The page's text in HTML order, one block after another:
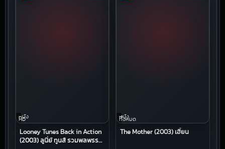
หนัง
HD
Looney Tunes Back in Action
(2003) ลูนี่ย์ ทูนส์ รวมพลพรรค
หนัง
ทั้งหมด
The Mother (2003) เฮี้ยน